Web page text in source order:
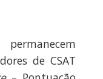
de CSAT